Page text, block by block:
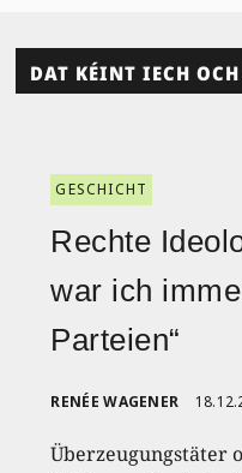
DAT KÉINT IECH
GESCHICHT
Rechte
war ich
Parteien“
RENÉE WAGENER
Überzeugungstäter